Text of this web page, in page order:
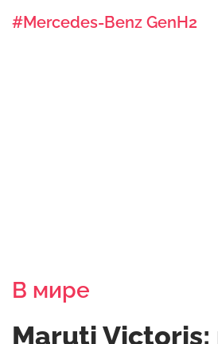
#Mercedes-Benz GenH2
В мире
Maruti